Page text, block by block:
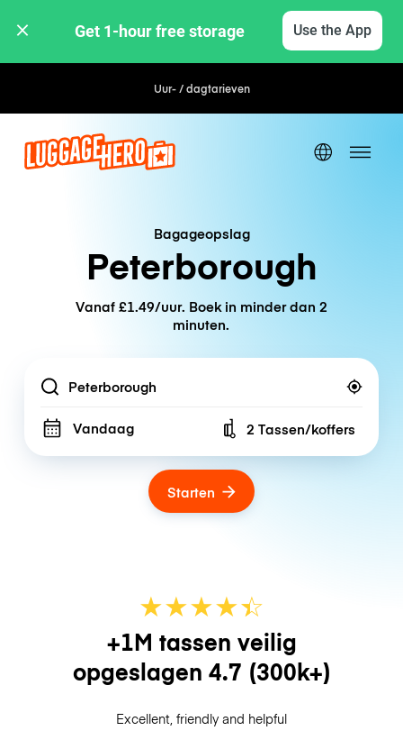
Get 1-hour free storage Use the App
Uur- / dagtarieven
Bagageopslag
Peterborough
Vanaf £1.49/uur. Boek in minder dan 2
minuten.
Location
Vandaag Number of bags
2 Tassen/koffers
Starten
★★★★☆
★
+1M tassen veilig
opgeslagen 4.7 (300k+)
Excellent, friendly and helpful